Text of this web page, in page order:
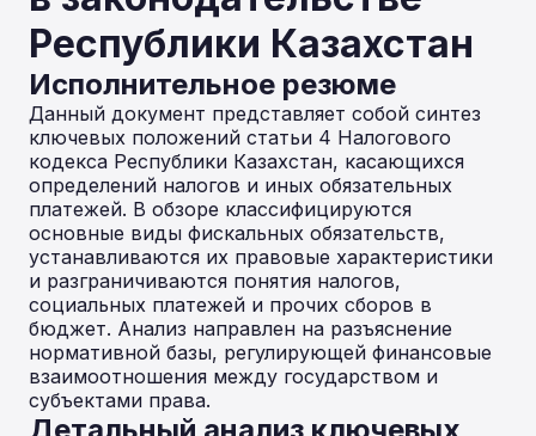
Республики Казахстан
Исполнительное резюме
Данный документ представляет собой синтез
ключевых положений статьи 4 Налогового
кодекса Республики Казахстан, касающихся
определений налогов и иных обязательных
платежей. В обзоре классифицируются
основные виды фискальных обязательств,
устанавливаются их правовые характеристики
и разграничиваются понятия налогов,
социальных платежей и прочих сборов в
бюджет. Анализ направлен на разъяснение
нормативной базы, регулирующей финансовые
взаимоотношения между государством и
субъектами права.